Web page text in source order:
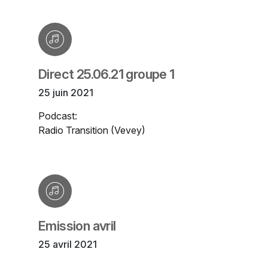
Direct 25.06.21 groupe 1
25 juin 2021
Podcast:
Radio Transition (Vevey)
Emission avril
25 avril 2021